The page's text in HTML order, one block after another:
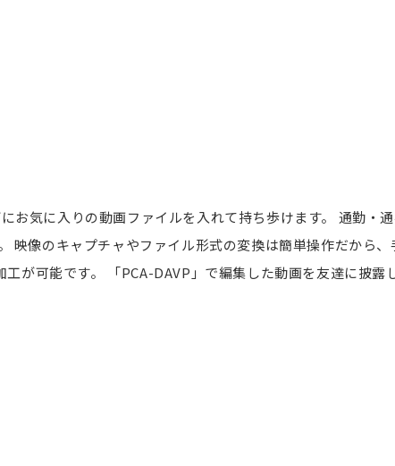
お気に入りの動画ファイルを入れて持ち歩けます。 通勤・
映像のキャプチャやファイル形式の変換は簡単操作だから
が可能です。 「PCA-DAVP」で編集した動画を友達に披露